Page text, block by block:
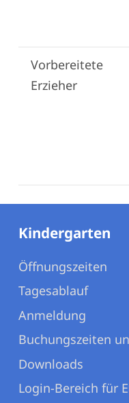
Vorbereitete
Erzieher
Kindergarten
Öffnungszeiten
Tagesablauf
Anmeldung
Buchungszeiten
Downloads
Login-Bereich für